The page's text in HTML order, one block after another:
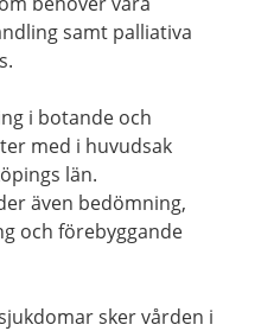
samt palliativa
i botande och
med i huvudsak
län.
även bedömning,
och förebyggande
sker vården i